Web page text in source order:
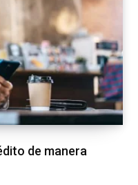
de manera